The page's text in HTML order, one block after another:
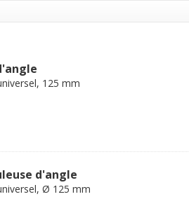
125 mm
d'angle
Ø 125 mm